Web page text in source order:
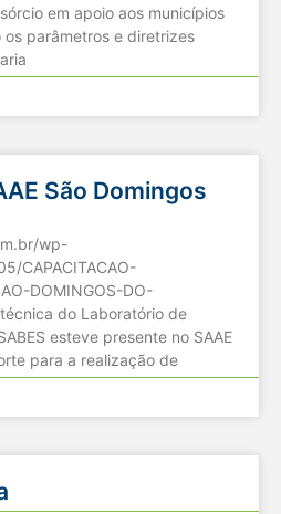
em apoio aos municípios
parâmetros e diretrizes
São Domingos
wp-
CAPACITACAO-
DOMINGOS-DO-
do Laboratório de
esteve presente no SAAE
para a realização de